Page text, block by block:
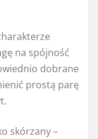
na spójność
dobrane
prostą parę
skórzany –